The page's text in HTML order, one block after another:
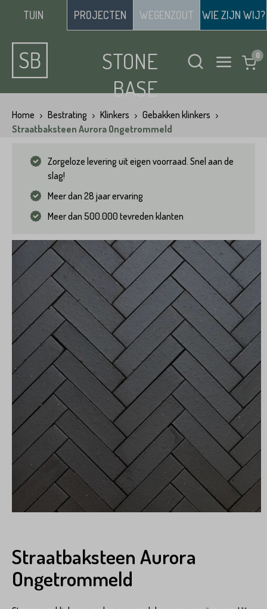
TUIN PROJECTEN WEGENZOUT WIE ZIJN WIJ?
STONE
BASE
Home Bestrating Klinkers
Gebakken klinkers
Straatbaksteen Aurora Ongetrommeld
Zorgeloze levering uit eigen voorraad. Snel aan de
slag!
Meer dan 28 jaar ervaring
Meer dan 500.000 tevreden klanten
Straatbaksteen Aurora
Ongetrommeld